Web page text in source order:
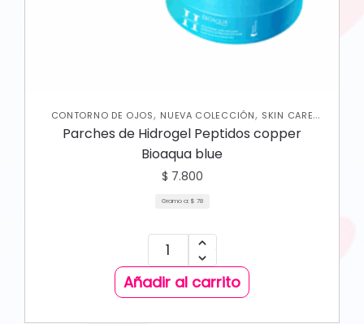
CONTORNO DE OJOS, NUEVA COLECCIÓN, SKIN CARE
FACIAL
Parches de Hidrogel Peptidos copper
Bioaqua blue
$ 7.800
Gramo a: $ 78
Añadir al carrito